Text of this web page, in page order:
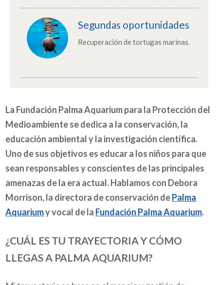
Segundas oportunidades
Recuperación de tortugas marinas.
La Fundación Palma Aquarium para la Protección del
Medioambiente se dedica a la conservación, la
educación ambiental y la investigación científica.
Uno de sus objetivos es educar a los niños para que
sean responsables y conscientes de las principales
amenazas de la era actual. Hablamos con Debora
Morrison, la directora de conservación dePalma
Aquariumy vocal de la Fundación Palma Aquarium.
¿CUÁL ES TU TRAYECTORIA Y CÓMO
LLEGAS A PALMA AQUARIUM?